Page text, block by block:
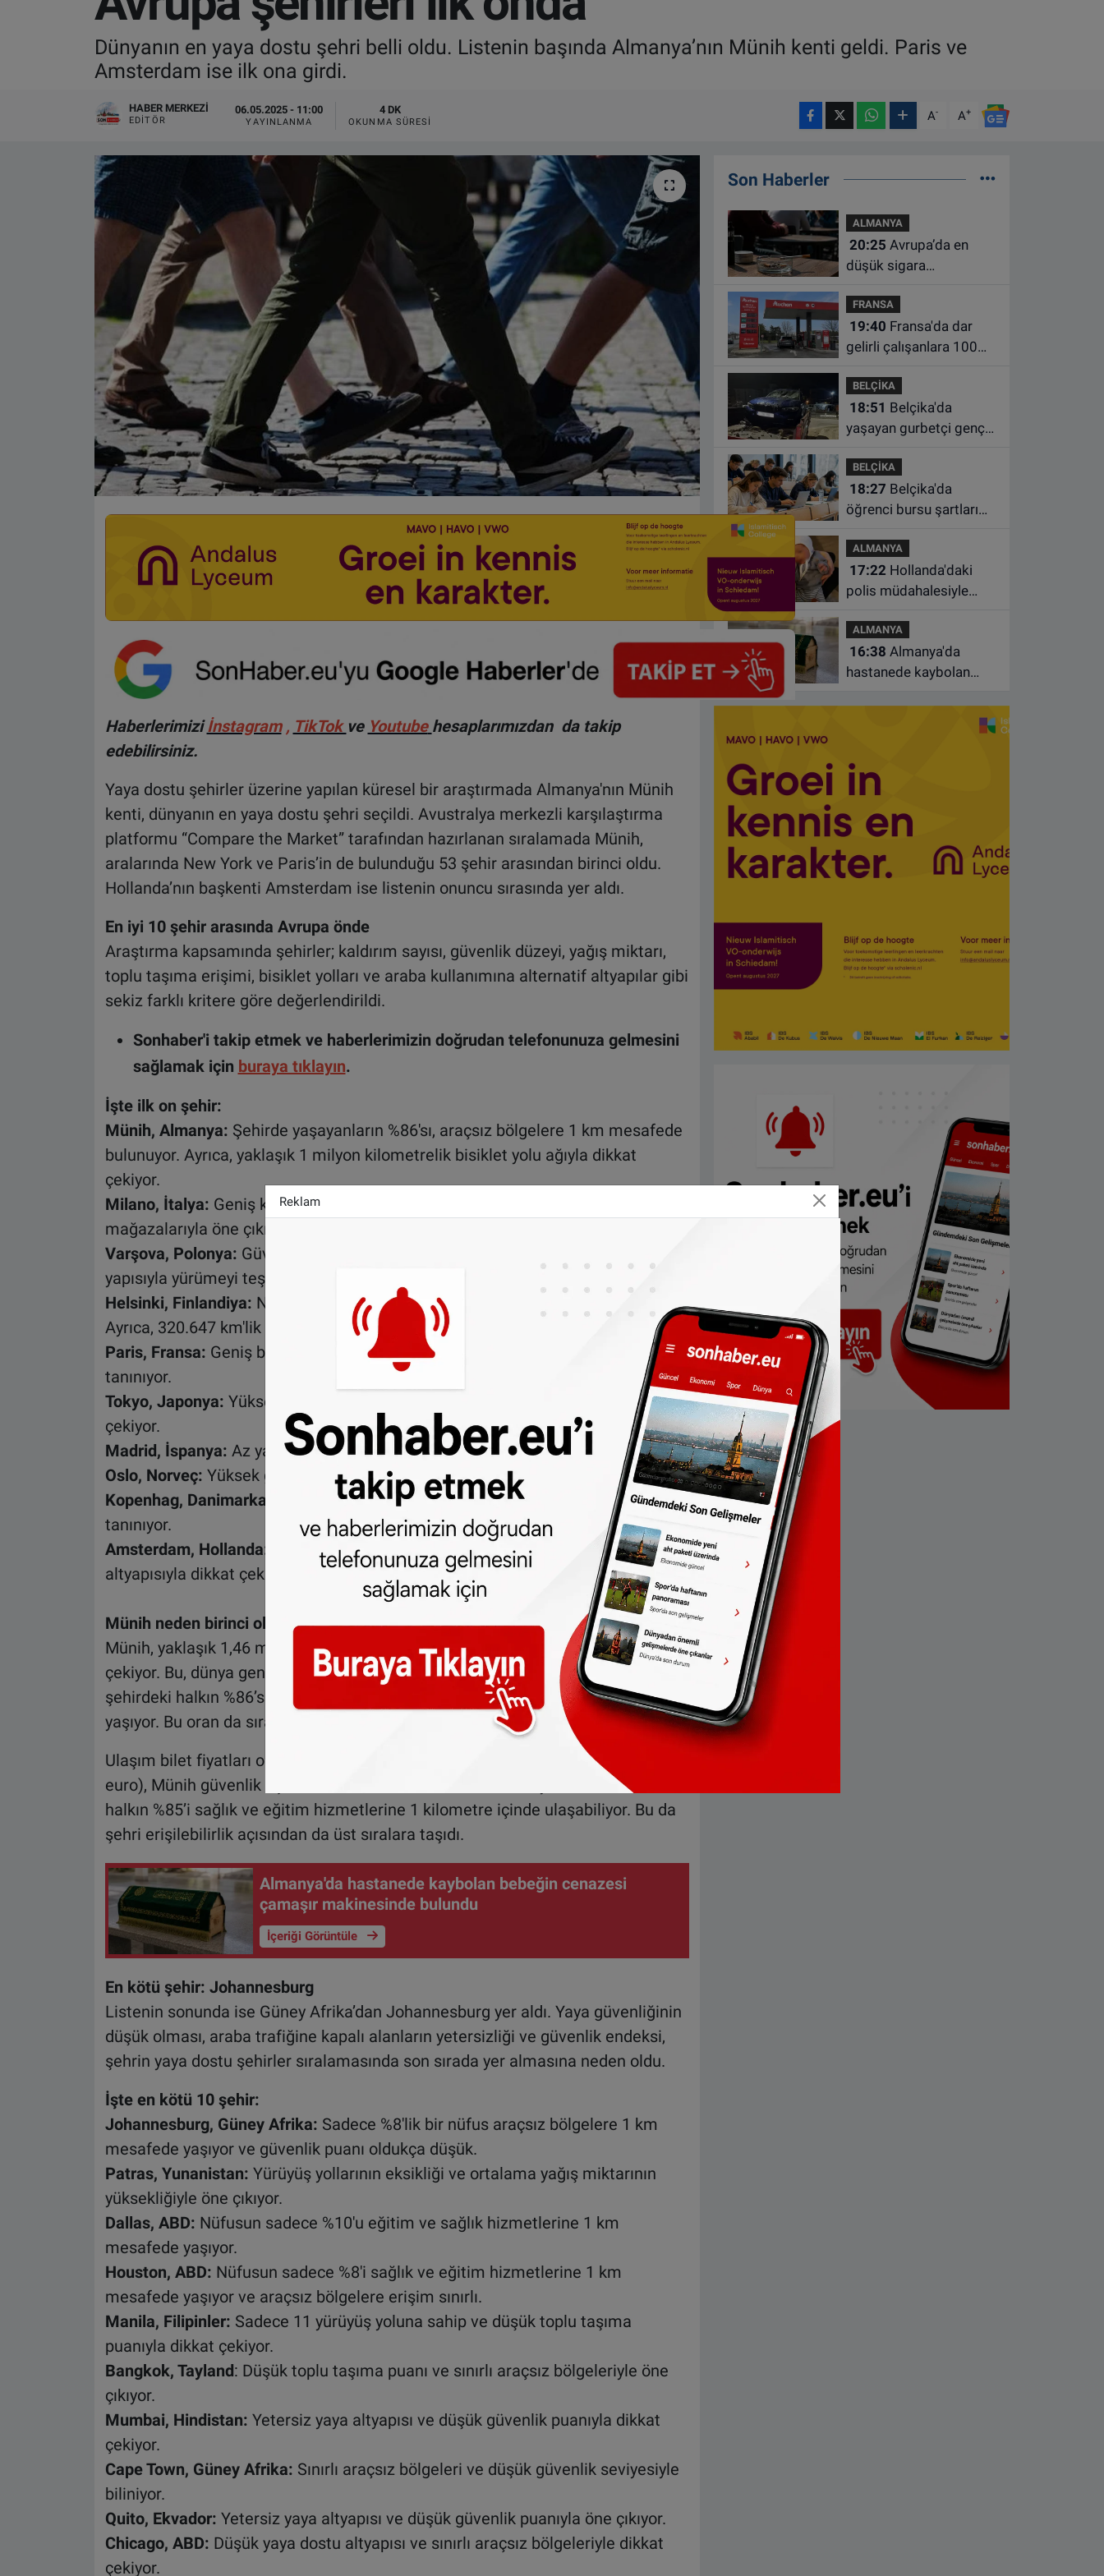
Dünyanın en yaya dostu şehri belli oldu. Listenin başında Almanya’nın Münih kenti geldi. Paris ve
Amsterdam ise ilk ona girdi.
HABER MERKEZI
EDITÖR
06.05.2025 - 11:00
YAYINLANMA
4 DK
OKUNMA SÜRESI A- A+
Haberlerimizi İnstagram , TikTok ve Youtube hesaplarımızdan da takip
edebilirsiniz.
Yaya dostu şehirler üzerine yapılan küresel bir araştırmada Almanya'nın Münih
kenti, dünyanın en yaya dostu şehri seçildi. Avustralya merkezli karşılaştırma
platformu “Compare the Market” tarafından hazırlanan sıralamada Münih,
aralarında New York ve Paris’in de bulunduğu 53 şehir arasından birinci oldu.
Hollanda’nın başkenti Amsterdam ise listenin onuncu sırasında yer aldı.
En iyi 10 şehir arasında Avrupa önde
Araştırma kapsamında şehirler; kaldırım sayısı, güvenlik düzeyi, yağış miktarı,
toplu taşıma erişimi, bisiklet yolları ve araba kullanımına alternatif altyapılar gibi
sekiz farklı kritere göre değerlendirildi.
Sonhaber'i takip etmek ve haberlerimizin doğrudan telefonunuza gelmesini
sağlamak için buraya tıklayın.
İşte ilk on şehir:
Münih, Almanya: Şehirde yaşayanların %86'sı, araçsız bölgelere 1 km mesafede
bulunuyor. Ayrıca, yaklaşık 1 milyon kilometrelik bisiklet yolu ağıyla dikkat
çekiyor.
Milano, İtalya: Geniş kaldırımlar, etkili toplu taşıma ve kolay erişilebilir kafe ve
mağazalarıyla öne çıkıyor.
Varşova, Polonya: Güvenli sokakları, uygun fiyatlı toplu taşıma ve kompakt
yapısıyla yürümeyi teşvik ediyor.
Helsinki, Finlandiya: Nüfusun %85'i araçsız bölgelere 1 km mesafede yaşıyor.
Ayrıca, 320.647 km'lik bisiklet yolu ağına sahip.
Paris, Fransa: Geniş bulvarları, araçsız bölgeleri ve etkili toplu taşıma sistemiyle
tanınıyor.
Tokyo, Japonya: Yüksek kaliteli toplu taşıma ve yaygın yaya yollarıyla dikkat
çekiyor.
Madrid, İspanya: Az yağış alması ve yürüyüş yollarının bolluğuyla öne çıkıyor.
Oslo, Norveç: Yüksek güvenlik seviyesi ve yaya dostu alanlarıyla biliniyor.
Kopenhag, Danimarka:
Yüksek toplu taşıma puanı ve güvenlik seviyesiyle
tanınıyor.
Amsterdam, Hollanda:
1.090.608 km'lik bisiklet yolu ağıyla ve yaya dostu
altyapısıyla dikkat çekiyor.
Münih neden birinci oldu?
Münih, yaklaşık 1,46 milyon kilometre uzunluğundaki bisiklet yolu ağı ile dikkat
çekiyor. Bu, dünya genelinde en uzun ikinci bisiklet ağı anlamına geliyor. Ayrıca,
şehirdeki halkın %86’sı arabasız bölgelere yalnızca 1 kilometre mesafede
yaşıyor. Bu oran da sıralamada ikinci en yüksek değer.
Ulaşım bilet fiyatları ortalamanın üzerinde olsa da (tek yönlü bilet yaklaşık 3,50
euro), Münih güvenlik açısından listenin dördüncü sırasında yer aldı. Dahası,
halkın %85’i sağlık ve eğitim hizmetlerine 1 kilometre içinde ulaşabiliyor. Bu da
şehri erişilebilirlik açısından da üst sıralara taşıdı.
Almanya'da hastanede kaybolan bebeğin cenazesi
çamaşır makinesinde bulundu
İçeriği Görüntüle
En kötü şehir: Johannesburg
Listenin sonunda ise Güney Afrika’dan Johannesburg yer aldı. Yaya güvenliğinin
düşük olması, araba trafiğine kapalı alanların yetersizliği ve güvenlik endeksi,
şehrin yaya dostu şehirler sıralamasında son sırada yer almasına neden oldu.
İşte en kötü 10 şehir:
Johannesburg, Güney Afrika: Sadece %8'lik bir nüfus araçsız bölgelere 1 km
mesafede yaşıyor ve güvenlik puanı oldukça düşük.
Patras, Yunanistan: Yürüyüş yollarının eksikliği ve ortalama yağış miktarının
yüksekliğiyle öne çıkıyor.
Dallas, ABD: Nüfusun sadece %10'u eğitim ve sağlık hizmetlerine 1 km
mesafede yaşıyor.
Houston, ABD: Nüfusun sadece %8'i sağlık ve eğitim hizmetlerine 1 km
mesafede yaşıyor ve araçsız bölgelere erişim sınırlı.
Manila, Filipinler: Sadece 11 yürüyüş yoluna sahip ve düşük toplu taşıma
puanıyla dikkat çekiyor.
Bangkok, Tayland: Düşük toplu taşıma puanı ve sınırlı araçsız bölgeleriyle öne
çıkıyor.
Mumbai, Hindistan: Yetersiz yaya altyapısı ve düşük güvenlik puanıyla dikkat
çekiyor.
Cape Town, Güney Afrika: Sınırlı araçsız bölgeleri ve düşük güvenlik seviyesiyle
biliniyor.
Quito, Ekvador: Yetersiz yaya altyapısı ve düşük güvenlik puanıyla öne çıkıyor.
Chicago, ABD: Düşük yaya dostu altyapısı ve sınırlı araçsız bölgeleriyle dikkat
çekiyor.
Son Haberler
ALMANYA
20:25
düşük sigara
Belçika’da olduğu
açıklandı
FRANSA
19:40
gelirli çalışanlara 100
süre uzatıldı
BELÇİKA
18:51
yaşayan gurbetçi genç
kazada hayatını kaybetti
BELÇİKA
18:27
öğrenci bursu şartları
ders almayan burs
alamayacak
ALMANYA
17:22
polis müdahalesiyle
çiftin bebeği aileden
alındı
ALMANYA
16:38
hastanede kaybolan
ALGEMENE VOORWAARDEN
CONTACT
Çerez Politikası
Reklam